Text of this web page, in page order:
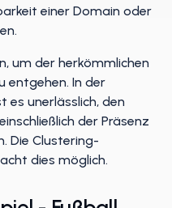
einer Domain oder
um der herkömmlichen
entgehen. In der
es unerlässlich, den
der Präsenz
Die Clustering-
dies möglich.